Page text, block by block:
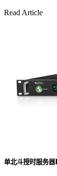
Read Article
单北斗授时服务器